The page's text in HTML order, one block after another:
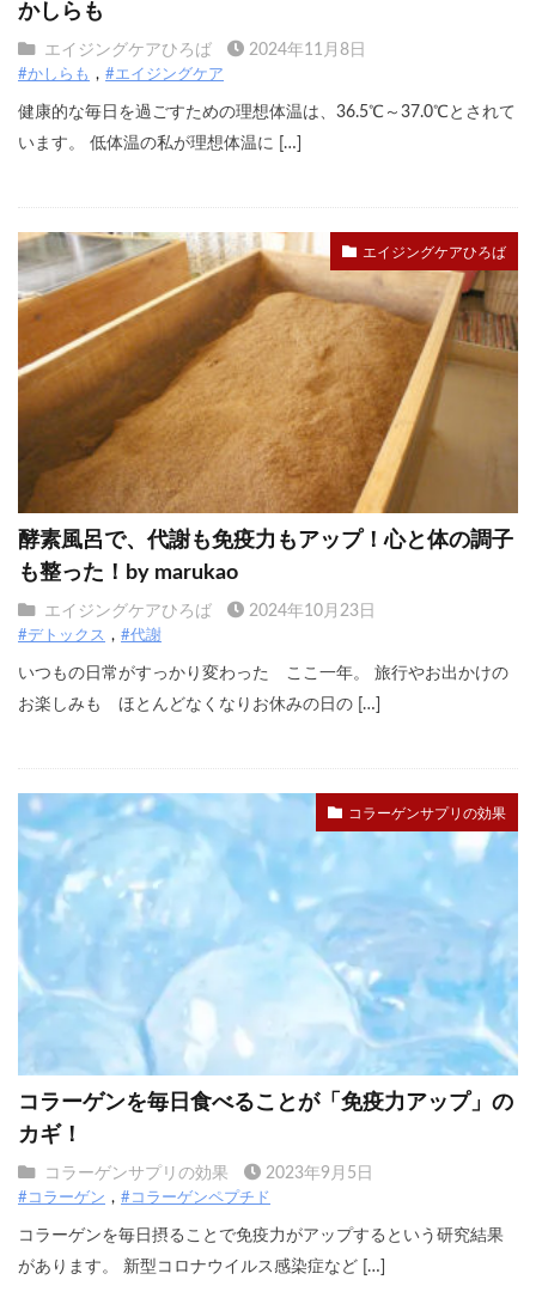
かしらも
エイジングケアひろば 2024年11月8日
#かしらも #エイジングケア
健康的な毎日を過ごすための理想体温は、36.5℃～37.0℃とされて
います。 低体温の私が理想体温に […]
エイジングケアひろば
酵素風呂で、代謝も免疫力もアップ！心と体の調子
も整った！by marukao
エイジングケアひろば 2024年10月23日
#デトックス #代謝
いつもの日常がすっかり変わった ここ一年。 旅行やお出かけの
お楽しみも ほとんどなくなりお休みの日の […]
コラーゲンサプリの効果
コラーゲンを毎日食べることが「免疫力アップ」の
カギ！
コラーゲンサプリの効果 2023年9月5日
#コラーゲン #コラーゲンペプチド
コラーゲンを毎日摂ることで免疫力がアップするという研究結果
があります。 新型コロナウイルス感染症など […]